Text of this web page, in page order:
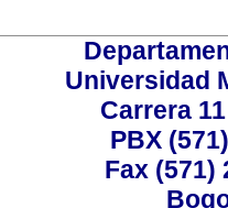
Universidad
Carrera
PBX
Fax (571)